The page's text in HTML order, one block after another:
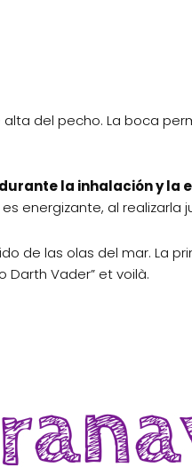
del pecho. La boca
la inhalación y la
energizante, al
de las olas del mar. La
Vader” et voilà.